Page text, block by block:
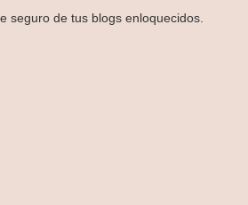
seguro de tus blogs enloquecidos.